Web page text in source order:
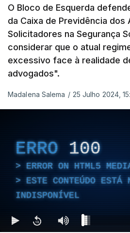
O Bloco de Esquerda
da Caixa de Previdência dos
Solicitadores na Segurança
considerar que o atual
excessivo face à realidade
advogados".
Madalena Salema / 25 Julho 2024,
ERRO 100
ERROR ON HTML5
ESTE CONTEÚDO ESTÁ
INDISPONÍVEL